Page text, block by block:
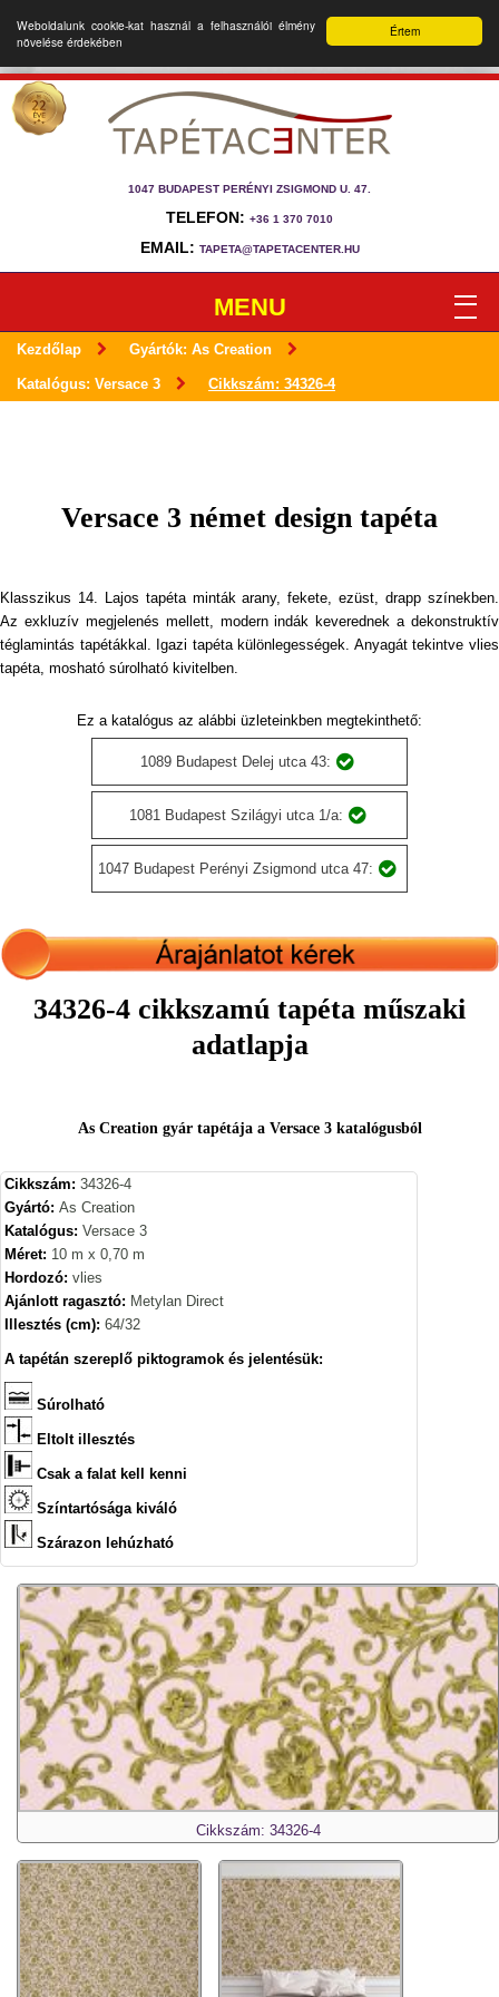
Értem
Weboldalunk cookie-kat használ a felhasználói élmény
növelése érdekében
1047 BUDAPEST PERÉNYI ZSIGMOND U. 47.
TELEFON: +36 1 370 7010
EMAIL: TAPETA@TAPETACENTER.HU
MENU
Kezdőlap Gyártók: As Creation
Katalógus: Versace 3 Cikkszám: 34326-4
Versace 3 német design tapéta
Klasszikus 14. Lajos tapéta minták arany, fekete, ezüst, drapp színekben.
Az exkluzív megjelenés mellett, modern indák keverednek a dekonstruktív
téglamintás tapétákkal. Igazi tapéta különlegességek. Anyagát tekintve vlies
tapéta, mosható súrolható kivitelben.
Ez a katalógus az alábbi üzleteinkben megtekinthető:
1089 Budapest Delej utca 43:
1081 Budapest Szilágyi utca 1/a:
1047 Budapest Perényi Zsigmond utca 47:
34326-4 cikkszamú tapéta műszaki
adatlapja
As Creation gyár tapétája a Versace 3 katalógusból
Cikkszám: 34326-4
Gyártó: As Creation
Katalógus: Versace 3
Méret: 10 m x 0,70 m
Hordozó: vlies
Ajánlott ragasztó: Metylan Direct
Illesztés (cm): 64/32
A tapétán szereplő piktogramok és jelentésük:
Súrolható
Eltolt illesztés
Csak a falat kell kenni
Színtartósága kiváló
Szárazon lehúzható
Cikkszám: 34326-4